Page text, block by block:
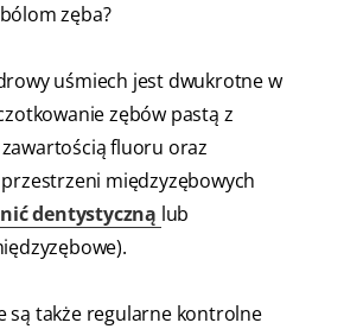
zęba?
uśmiech jest dwukrotne w
zębów pastą z
fluoru oraz
międzyzębowych
nić dentystyczną lub
są także regularne kontrolne